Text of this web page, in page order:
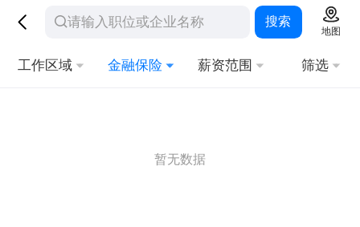
搜索
地图
工作区域 金融保险 薪资范围 筛选
暂无数据